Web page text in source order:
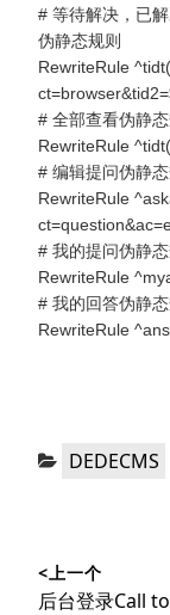
# 等待解决，已
伪静态规则
RewriteRule
# 全部查看伪静态
RewriteRule
# 编辑提问伪静态
RewriteRule
# 我的提问伪静态
RewriteRule
# 我的回答伪静态
RewriteRule
分
DEDECMS
章
<上一个
上
后台登录Call